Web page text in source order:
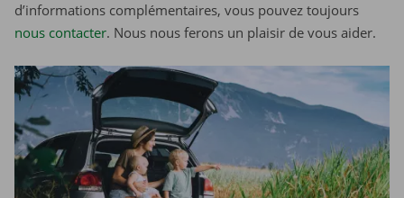
d’informations complémentaires, vous pouvez toujours
nous contacter. Nous nous ferons un plaisir de vous aider.